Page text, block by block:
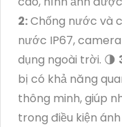
2:Chống nước và
nước IP67,
dụng ngoài trời. 🌗
bị có khả năng
thông minh, giúp
trong điều kiện ánh